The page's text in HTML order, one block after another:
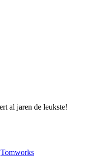
al jaren de leukste!
Tomworks